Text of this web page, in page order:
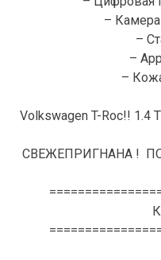
–
–
–
–
Volkswagen T-Roc!! 1.4
СВЕЖЕПРИГНАНА !